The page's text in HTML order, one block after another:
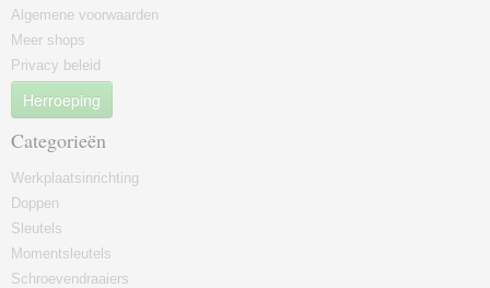
Algemene voorwaarden
Meer shops
Privacy beleid
Herroeping
Categorieën
Werkplaatsinrichting
Doppen
Sleutels
Momentsleutels
Schroevendraaiers